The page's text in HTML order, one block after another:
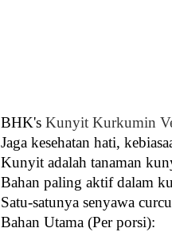
BHK's Kunyit Kurkumin
Jaga kesehatan hati,
Kunyit adalah tanaman
Bahan paling aktif dalam
Satu-satunya senyawa
Bahan Utama (Per porsi):